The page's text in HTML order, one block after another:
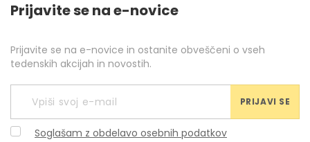
Prijavite se na e-novice
Prijavite se na e-novice in ostanite obveščeni o vseh
tedenskih akcijah in novostih.
PRIJAVI SE
Soglašam z obdelavo osebnih podatkov